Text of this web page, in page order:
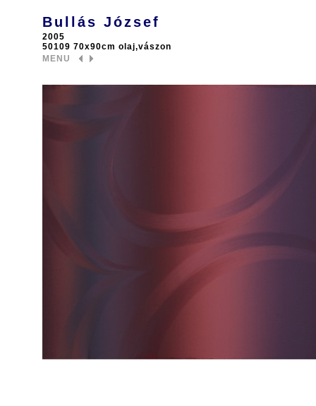
Bullás József
2005
50109 70x90cm olaj,vászon
MENU